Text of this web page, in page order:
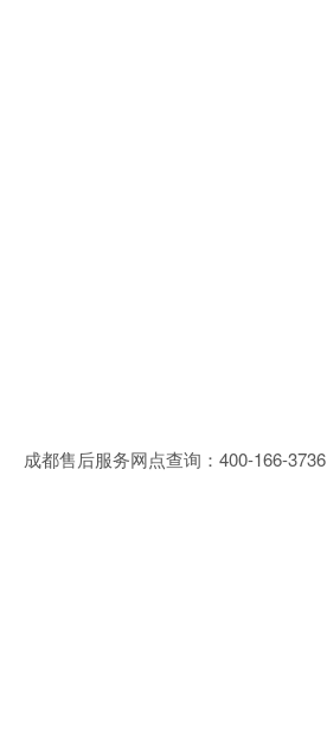
成都售后服务网点查询：400-166-3736